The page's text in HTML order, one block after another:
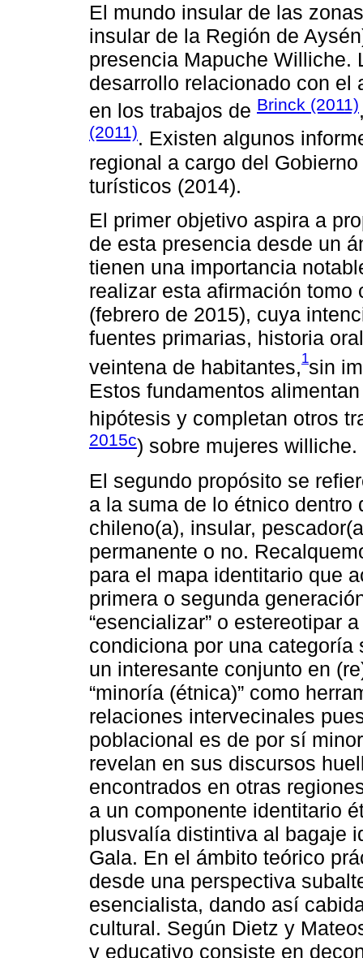
El mundo insular de las
insular de la Región de
presencia Mapuche Williche.
desarrollo relacionado con el
en los trabajos de Brinck (2011)
(2011). Existen algunos
regional a cargo del
turísticos (2014).
El primer objetivo aspira a
de esta presencia desde un
tienen una importancia
realizar esta afirmación
(febrero de 2015), cuya
fuentes primarias, historia
veintena de habitantes,1sin
Estos fundamentos
hipótesis y completan otros
2015c) sobre mujeres williche.
El segundo propósito se
a la suma de lo étnico
chileno(a), insular,
permanente o no.
para el mapa identitario que
primera o segunda
“esencializar” o estereotipar
condiciona por una
un interesante conjunto en
“minoría (étnica)” como
relaciones intervecinales
poblacional es de por sí
revelan en sus discursos
encontrados en otras
a un componente identitario
plusvalía distintiva al bagaje
Gala. En el ámbito teórico
desde una perspectiva
esencialista, dando así
cultural. Según Dietz y
y educativo consiste en